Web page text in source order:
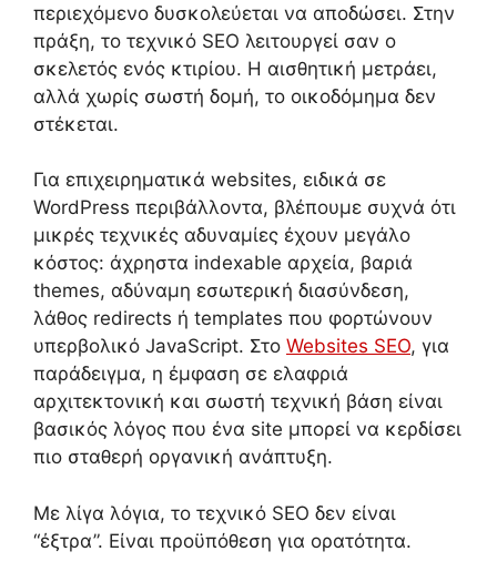
περιεχόμενο δυσκολεύεται να αποδώσει. Στην
πράξη, το τεχνικό SEO λειτουργεί σαν ο
σκελετός ενός κτιρίου. Η αισθητική μετράει,
αλλά χωρίς σωστή δομή, το οικοδόμημα δεν
στέκεται.
Για επιχειρηματικά websites, ειδικά σε
WordPress περιβάλλοντα, βλέπουμε συχνά ότι
μικρές τεχνικές αδυναμίες έχουν μεγάλο
κόστος: άχρηστα indexable αρχεία, βαριά
themes, αδύναμη εσωτερική διασύνδεση,
λάθος redirects ή templates που φορτώνουν
υπερβολικό JavaScript. Στο Websites SEO, για
παράδειγμα, η έμφαση σε ελαφριά
αρχιτεκτονική και σωστή τεχνική βάση είναι
βασικός λόγος που ένα site μπορεί να κερδίσει
πιο σταθερή οργανική ανάπτυξη.
Με λίγα λόγια, το τεχνικό SEO δεν είναι
“έξτρα”. Είναι προϋπόθεση για ορατότητα.